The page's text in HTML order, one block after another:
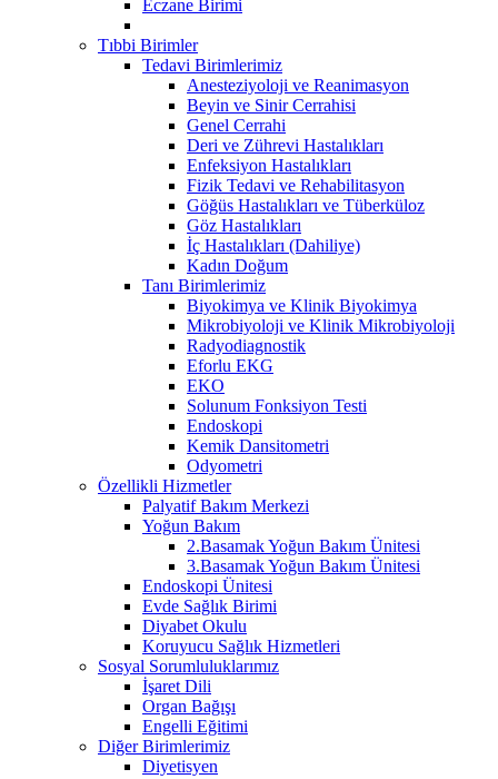
Eczane Birimi
Tıbbi Birimler
Tedavi Birimlerimiz
Anesteziyoloji ve Reanimasyon
Beyin ve Sinir Cerrahisi
Genel Cerrahi
Deri ve Zührevi Hastalıkları
Enfeksiyon Hastalıkları
Fizik Tedavi ve Rehabilitasyon
Göğüs Hastalıkları ve Tüberküloz
Göz Hastalıkları
İç Hastalıkları (Dahiliye)
Kadın Doğum
Tanı Birimlerimiz
Biyokimya ve Klinik Biyokimya
Mikrobiyoloji ve Klinik Mikrobiyoloji
Radyodiagnostik
Eforlu EKG
EKO
Solunum Fonksiyon Testi
Endoskopi
Kemik Dansitometri
Odyometri
Özellikli Hizmetler
Palyatif Bakım Merkezi
Yoğun Bakım
2.Basamak Yoğun Bakım Ünitesi
3.Basamak Yoğun Bakım Ünitesi
Endoskopi Ünitesi
Evde Sağlık Birimi
Diyabet Okulu
Koruyucu Sağlık Hizmetleri
Sosyal Sorumluluklarımız
İşaret Dili
Organ Bağışı
Engelli Eğitimi
Diğer Birimlerimiz
Diyetisyen